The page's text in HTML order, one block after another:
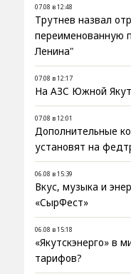
07.08 в 12:48
Трутнев назвал
переименованную
Ленина"
07.08 в 12:17
На АЗС Южной
07.08 в 12:01
Дополнительные
установят на
06.08 в 15:39
Вкус, музыка и
«СырФест»
06.08 в 15:18
«Якутскэнерго» в
тарифов?